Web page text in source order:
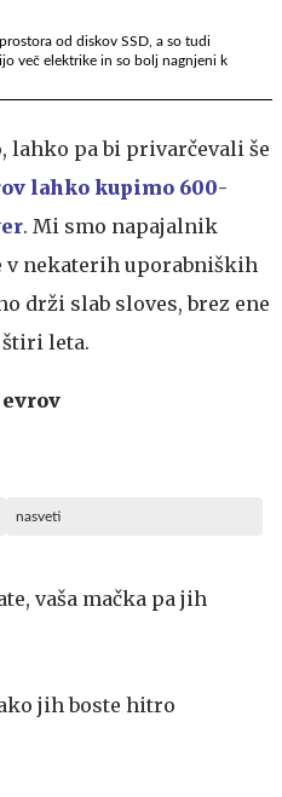
od diskov SSD, a so tudi
več elektrike in so bolj nagnjeni k
lahko pa bi privarčevali še
lahko kupimo 600-
. Mi smo napajalnik
v nekaterih uporabniških
drži slab sloves, brez ene
leta.
evrov
nasveti
vaša mačka pa jih
jih boste hitro